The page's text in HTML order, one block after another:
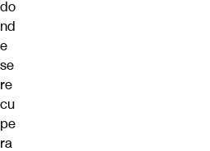
do
nd
e
se
re
cu
pe
ra